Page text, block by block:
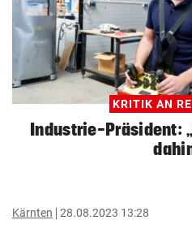
KRITIK AN
Industrie-Präsident:
Kärnten 28.08.2023 13:28